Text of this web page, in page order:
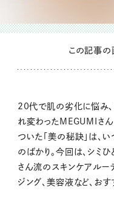
この記事の
20代で肌の劣化に悩み
れ変わったMEGUMIさ
ついた「美の秘訣」は、
のばかり。今回は、シミ
さん流のスキンケアルー
ジング、美容液など、お